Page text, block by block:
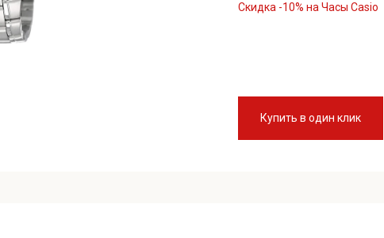
Скидка -10% на Часы Casio
Купить в один клик